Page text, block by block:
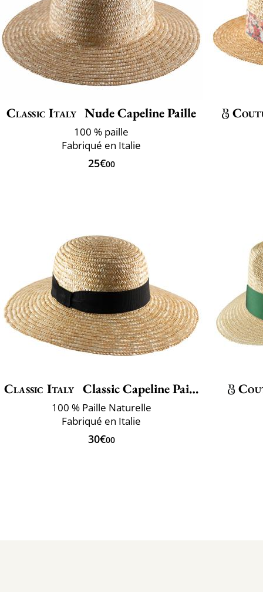
Classic Italy Nude Capeline Paille
100 % paille
Fabriqué en Italie
25€00
Classic Italy Classic Capeline Paille
100 % Paille Naturelle
Fabriqué en Italie
30€00